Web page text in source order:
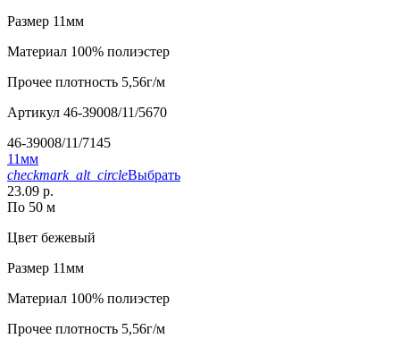
Размер 11мм
Материал 100% полиэстер
Прочее плотность 5,56г/м
Артикул 46-39008/11/5670
46-39008/11/7145
11мм
checkmark_alt_circleВыбрать
23.09 р.
По 50 м
Цвет бежевый
Размер 11мм
Материал 100% полиэстер
Прочее плотность 5,56г/м